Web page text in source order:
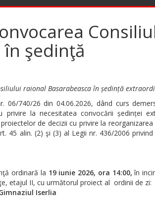
în şedinţă
raional Basarabeasca în ședință
06/740/26 din 04.06.2026, dând curs
privire la necesitatea convocării ședinței
de decizii cu privire la
45 alin. (2) şi (3) al Legii nr. 436/2006
ordinară la 19 iunie 2026, ora 14:00, în
etajul II, cu următorul proiect al ordinii de zi:
Iserlia